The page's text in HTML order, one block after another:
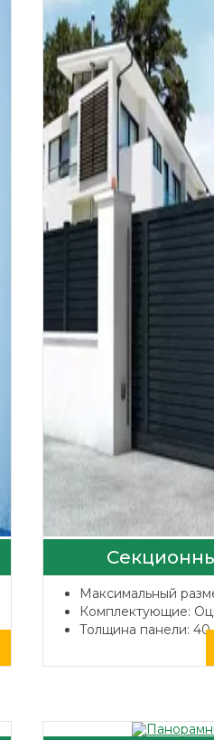
Максимальный
Комплектующие:
Толщина панели: 40